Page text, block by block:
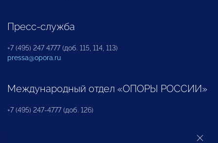
Пресс-служба
+7 (495) 247 4777 (доб. 115, 114, 113)
pressa@opora.ru
Международный отдел «ОПОРЫ РОССИИ»
+7 (495) 247-4777 (доб. 126)